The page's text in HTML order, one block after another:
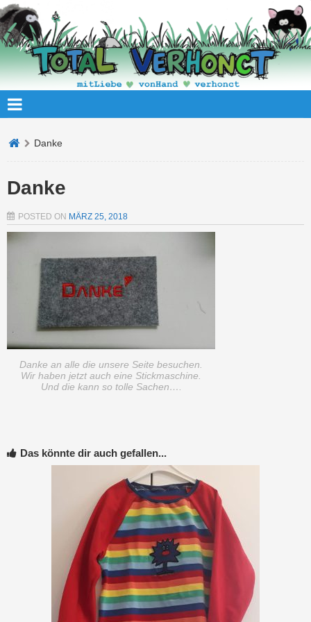
Danke
Danke
POSTED ON MÄRZ 25, 2018
Danke an alle die unsere Seite besuchen.
Wir haben jetzt auch eine Stickmaschine.
Und die kann so tolle Sachen….
Das könnte dir auch gefallen...